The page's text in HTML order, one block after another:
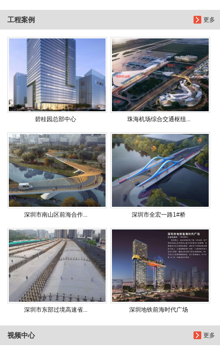
更多
工程案例
碧桂园总部中心 珠海机场综合交通枢纽...
深圳市南山区前海合作... 深圳市全宏一路1#桥
深圳市东部过境高速省... 深圳地铁前海时代广场
更多
视频中心